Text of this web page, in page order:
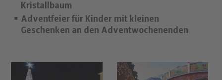
Kristallbaum
Adventfeier für Kinder mit kleinen
Geschenken an den Adventwochenenden